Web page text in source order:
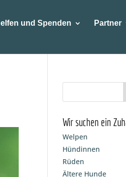
und Spenden Partner
Wir suchen ein
Welpen
Hündinnen
Rüden
Ältere Hunde